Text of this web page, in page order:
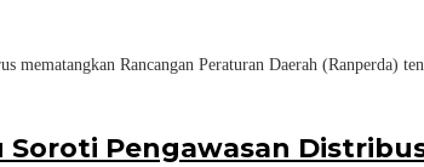
Rancangan Peraturan Daerah (Ranperda)
Pengawasan